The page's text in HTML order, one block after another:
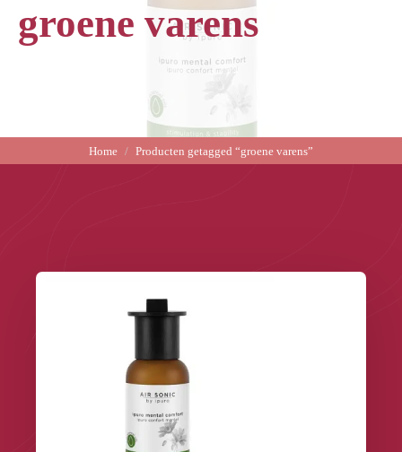
groene varens
Home Producten getagged “groene varens”